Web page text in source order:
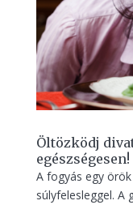
Öltözködj
A fogyás egy
súlyfelesleggel. A